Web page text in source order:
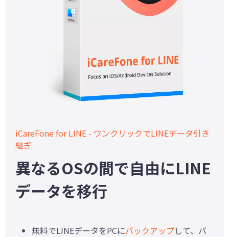
iCareFone for LINE - ワンクリックでLINEデータ引き
継ぎ
異なるOSの間で自由にLINE
データを移行
無料でLINEデータをPCにバックアップして、バ